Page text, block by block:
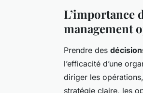
de la
L’importance
management
Prendre des
l’efficacité d’une
diriger les
stratégie claire, les